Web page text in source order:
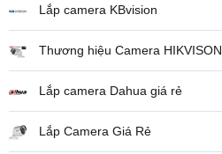
Lắp camera KBvision
Thương hiệu Camera HIKVISON
Lắp camera Dahua giá rẻ
Lắp Camera Giá Rẻ